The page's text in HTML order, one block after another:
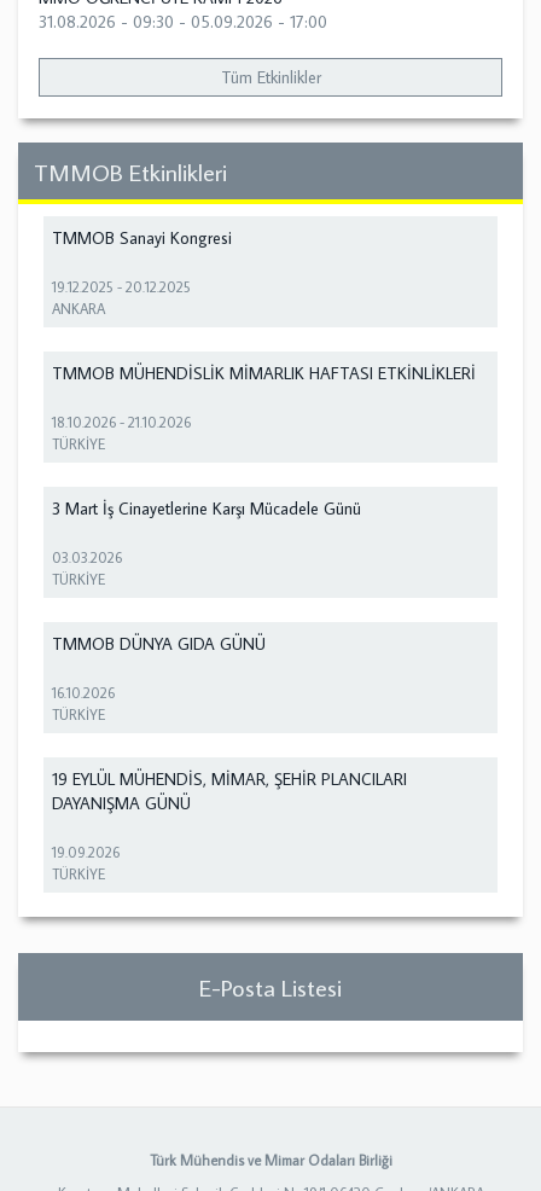
31.08.2026 - 09:30 - 05.09.2026 - 17:00
Tüm Etkinlikler
TMMOB Etkinlikleri
TMMOB Sanayi Kongresi
19.12.2025 -20.12.2025
ANKARA
TMMOB MÜHENDİSLİK MİMARLIK HAFTASI ETKİNLİKLERİ
18.10.2026 -21.10.2026
TÜRKİYE
3 Mart İş Cinayetlerine Karşı Mücadele Günü
03.03.2026
TÜRKİYE
TMMOB DÜNYA GIDA GÜNÜ
16.10.2026
TÜRKİYE
19 EYLÜL MÜHENDİS, MİMAR, ŞEHİR PLANCILARI
DAYANIŞMA GÜNÜ
19.09.2026
TÜRKİYE
E-Posta Listesi
Türk Mühendis ve Mimar Odaları Birliği